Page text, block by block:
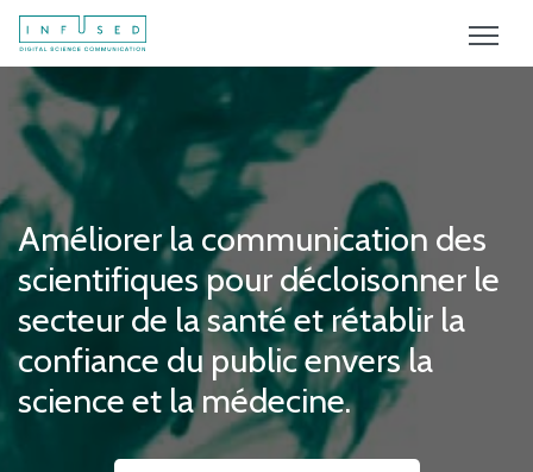
Améliorer la communication des
scientifiques pour décloisonner le
secteur de la santé et rétablir la
confiance du public envers la
science et la médecine.